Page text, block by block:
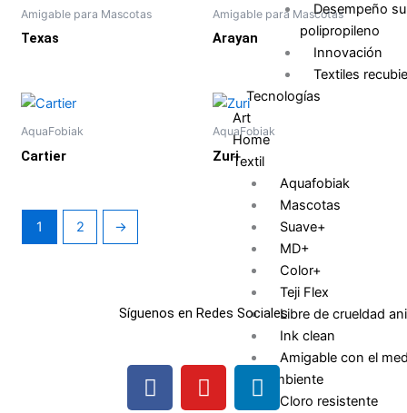
Desempeño
polipropileno
Innovación
Textiles
Tecnologías
Art
Home
Textil
Aquafobiak
Mascotas
Suave+
MD+
Color+
Teji Flex
Libre de crueldad
Ink clean
Amigable con el
ambiente
Cloro resistente
Amigable para Mascotas
Texas
Amigable para Mascotas
Arayan
AquaFobiak
Cartier
AquaFobiak
Zuri
1 2 →
Síguenos en Redes Sociales
F
a
I
n
L
i